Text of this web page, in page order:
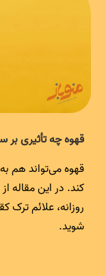
قهوه چه تأثیری بر
قهوه می‌تواند هم
کند. در این مقاله
روزانه، علائم
شوید.